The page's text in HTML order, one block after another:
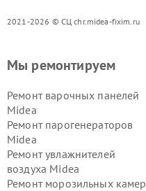
2021-2026 © СЦ chr.midea-fixim.ru
Мы ремонтируем
Ремонт варочных панелей
Midea
Ремонт парогенераторов
Midea
Ремонт увлажнителей
воздуха Midea
Ремонт морозильных камер